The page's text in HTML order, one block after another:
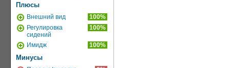
Плюсы
Внешний вид
100%
Регулировка
сидений
100%
Имидж 100%
Минусы